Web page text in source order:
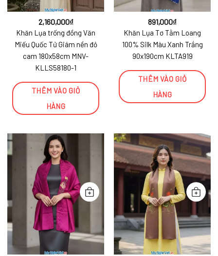
2,160,000₫
Khăn Lụa trống đồng Văn
Miếu Quốc Tử Giám nền đỏ
cam 180x58cm MNV-
KLLS58180-1
THÊM VÀO GIỎ
HÀNG
891,000₫
Khăn Lụa Tơ Tằm Loang
100% Silk Màu Xanh Trắng
90x190cm KLTA919
THÊM VÀO GIỎ
HÀNG